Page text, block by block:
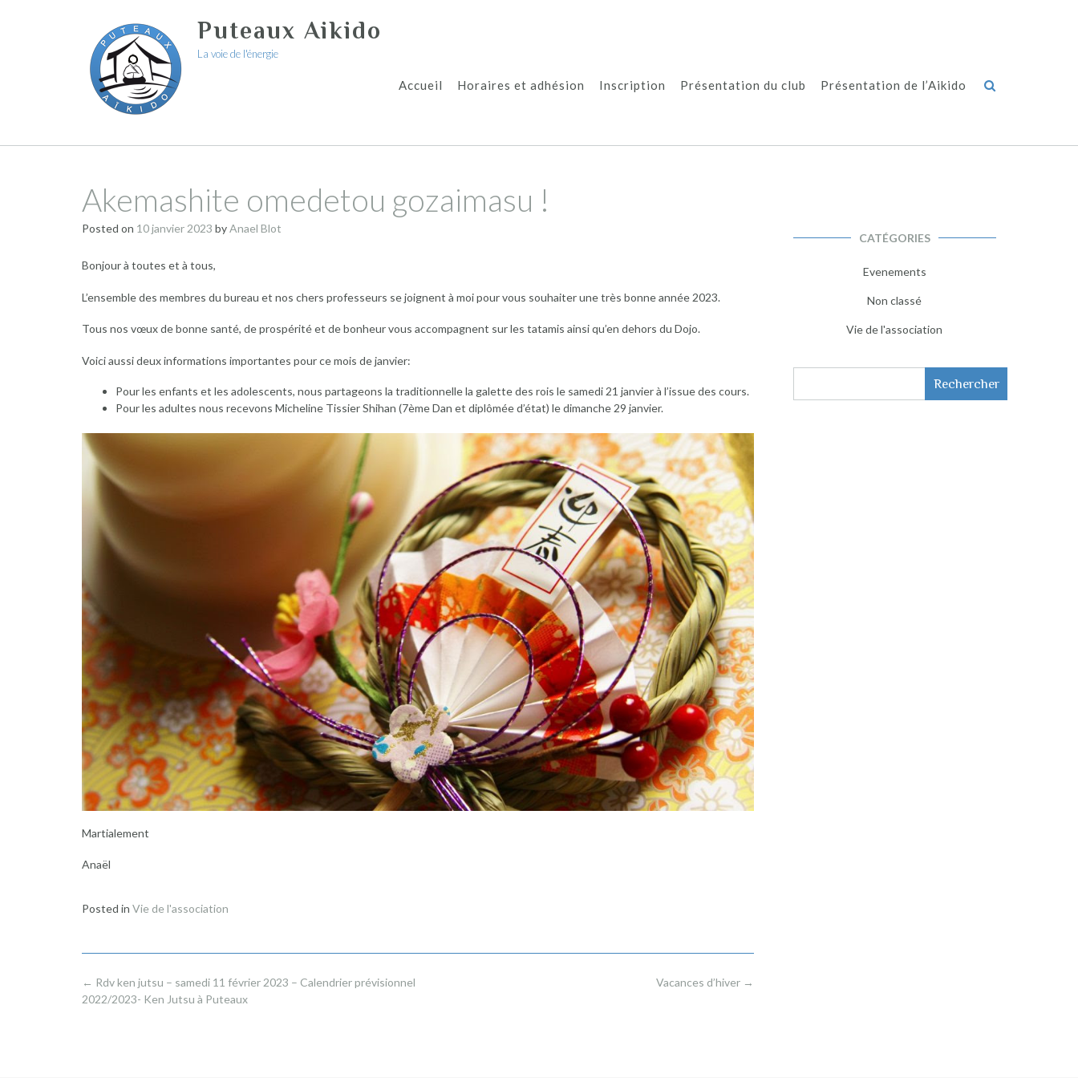
Puteaux Aikido
La voie de l'énergie
Accueil Horaires et adhésion Inscription Présentation du club Présentation de l’Aikido
Akemashite omedetou gozaimasu !
Posted on 10 janvier 2023 byAnael Blot
Bonjour à toutes et à tous,
L’ensemble des membres du bureau et nos chers professeurs se joignent à moi pour vous souhaiter une très bonne année 2023.
Tous nos vœux de bonne santé, de prospérité et de bonheur vous accompagnent sur les tatamis ainsi qu’en dehors du Dojo.
Voici aussi deux informations importantes pour ce mois de janvier:
Pour les enfants et les adolescents, nous partageons la traditionnelle la galette des rois le samedi 21 janvier à l’issue des cours.
Pour les adultes nous recevons Micheline Tissier Shihan (7ème Dan et diplômée d’état) le dimanche 29 janvier.
Martialement
Anaël
Posted in Vie de l'association
Post
navigation
Vacances d’hiver →
← Rdv ken jutsu – samedi 11 février 2023 – Calendrier prévisionnel
2022/2023- Ken Jutsu à Puteaux
CATÉGORIES
Evenements
Non classé
Vie de l'association
Rechercher